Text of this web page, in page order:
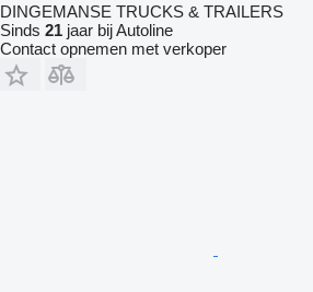
DINGEMANSE TRUCKS & TRAILERS
Sinds 21 jaar bij Autoline
Contact opnemen met verkoper